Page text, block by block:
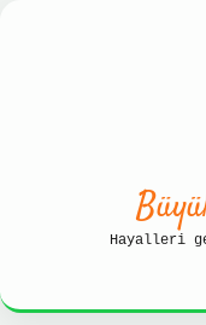
Hayalleri